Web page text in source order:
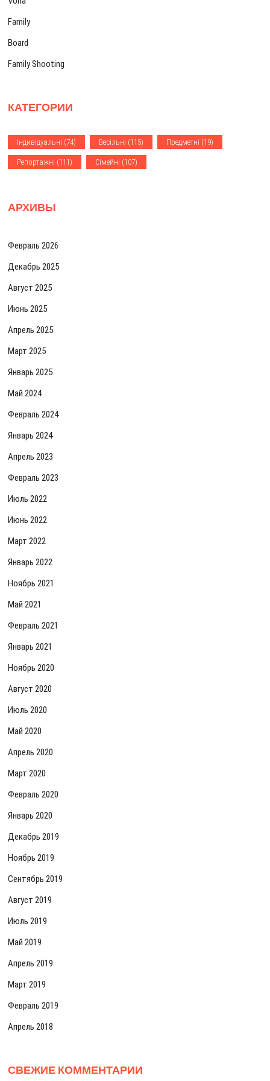
з
а
и
я
м
Family
Board
Family Shooting
КАТЕГОРИИ
Iндивiдуальнi (74) Весiльнi (115) Предметнi (19)
Репортажнi (111) Сiмейнi (107)
АРХИВЫ
Февраль 2026
Декабрь 2025
Август 2025
Июнь 2025
Апрель 2025
Март 2025
Январь 2025
Май 2024
Февраль 2024
Январь 2024
Апрель 2023
Февраль 2023
Июль 2022
Июнь 2022
Март 2022
Январь 2022
Ноябрь 2021
Май 2021
Февраль 2021
Январь 2021
Ноябрь 2020
Август 2020
Июль 2020
Май 2020
Апрель 2020
Март 2020
Февраль 2020
Январь 2020
Декабрь 2019
Ноябрь 2019
Сентябрь 2019
Август 2019
Июль 2019
Май 2019
Апрель 2019
Март 2019
Февраль 2019
Апрель 2018
СВЕЖИЕ КОММЕНТАРИИ